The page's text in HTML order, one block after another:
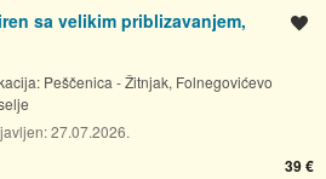
sa velikim priblizavanjem,
Peščenica - Žitnjak, Folnegovićevo
27.07.2026.
39 €